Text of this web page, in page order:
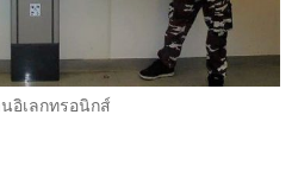
อิเลกทรอนิกส์